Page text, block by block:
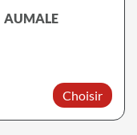
AUMALE
Choisir